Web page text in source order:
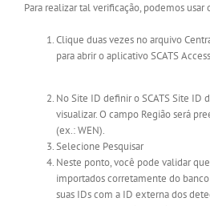
Para realizar tal verificação, podemos usar
Clique duas vezes no arquivo
para abrir o aplicativo SCATS
No Site ID definir o SCATS Site ID
visualizar. O campo Região será
(ex.: WEN).
Selecione Pesquisar
Neste ponto, você pode validar
importados corretamente do
suas IDs com a ID externa dos